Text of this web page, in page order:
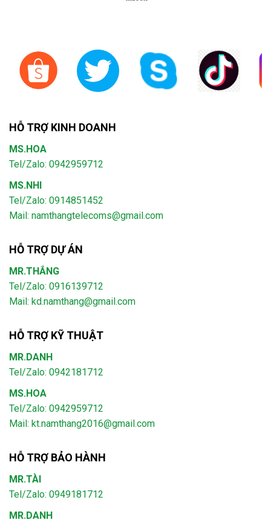
HỖ TRỢ KINH DOANH
MS.HOA
Tel/Zalo: 0942959712
MS.NHI
Tel/Zalo: 0914851452
Mail: namthangtelecoms@gmail.com
HỖ TRỢ DỰ ÁN
MR.THẮNG
Tel/Zalo: 0916139712
Mail: kd.namthang@gmail.com
HỖ TRỢ KỸ THUẬT
MR.DANH
Tel/Zalo: 0942181712
MS.HOA
Tel/Zalo: 0942959712
Mail: kt.namthang2016@gmail.com
HỖ TRỢ BẢO HÀNH
MR.TÀI
Tel/Zalo: 0949181712
MR.DANH